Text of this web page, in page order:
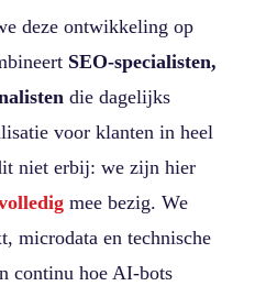
deze ontwikkeling op
SEO-specialisten,
die dagelijks
voor klanten in heel
niet erbij: we zijn hier
mee bezig. We
microdata en technische
continu hoe AI-bots